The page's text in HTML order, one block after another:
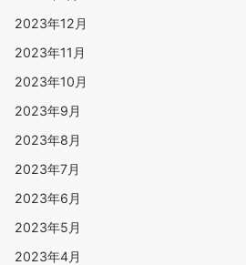
2023年12月
2023年11月
2023年10月
2023年9月
2023年8月
2023年7月
2023年6月
2023年5月
2023年4月